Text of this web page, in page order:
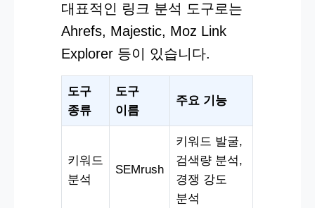
대표적인 링크 분석 도구로는
Ahrefs, Majestic, Moz Link
Explorer 등이 있습니다.
도구
종류
도구
이름
주요 기능
키워드
분석
SEMrush
키워드 발굴,
검색량 분석,
경쟁 강도
분석